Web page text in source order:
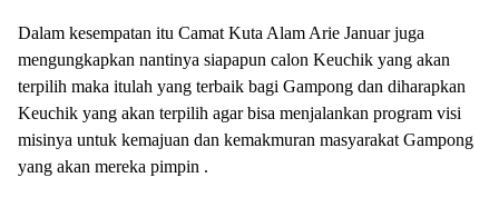
Dalam kesempatan itu Camat Kuta Alam Arie Januar juga
mengungkapkan nantinya siapapun calon Keuchik yang akan
terpilih maka itulah yang terbaik bagi Gampong dan diharapkan
Keuchik yang akan terpilih agar bisa menjalankan program visi
misinya untuk kemajuan dan kemakmuran masyarakat Gampong
yang akan mereka pimpin .